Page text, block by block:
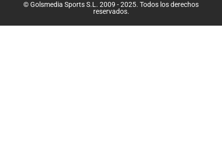
© Golsmedia Sports S.L. 2009 - 2025. Todos los derechos
reservados.